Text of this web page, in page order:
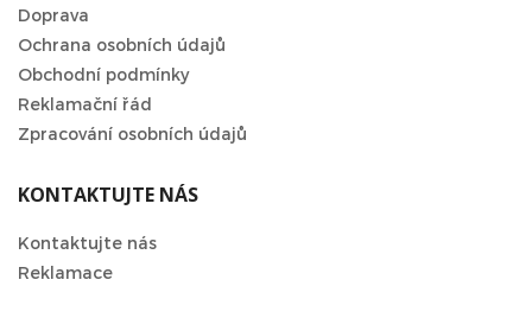
Doprava
Ochrana osobních údajů
Obchodní podmínky
Reklamační řád
Zpracování osobních údajů
KONTAKTUJTE NÁS
Kontaktujte nás
Reklamace